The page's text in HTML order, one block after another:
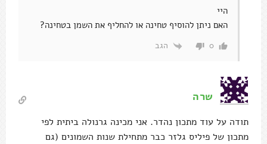
היי
האם ניתן להוסיף טחינה או להחליף את השמן בטחינה?
0 הגב
שרה
תודה על עוד מתכון נהדר. אני מכינה גרנולה ביתית לפי
מתכון של פיליס גלזר כבר מתחילת שנות השמונים (גם